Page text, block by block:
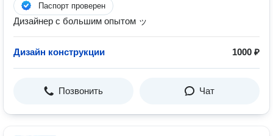
Паспорт проверен
Дизайнер с большим опытом ッ
Дизайн конструкции 1000 ₽
Позвонить Чат